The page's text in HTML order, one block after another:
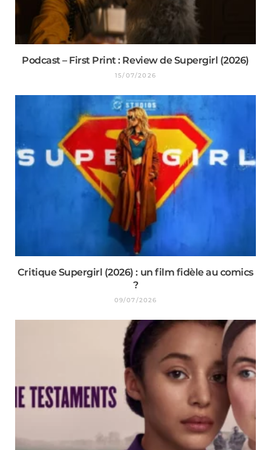
Podcast – First Print : Review de Supergirl (2026)
15/07/2026
Critique Supergirl (2026) : un film fidèle au comics
?
09/07/2026